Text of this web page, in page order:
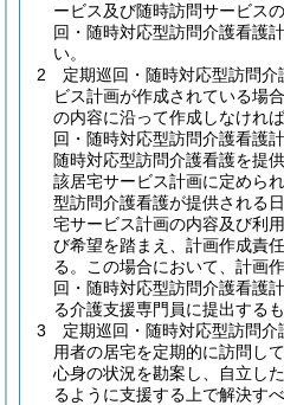
ービス及び随時訪問サービス
回・随時対応型訪問介護看護
い。
2
定期巡回・随時対応型訪問
ビス計画が作成されている場
の内容に沿って作成しなければ
回・随時対応型訪問介護看護
随時対応型訪問介護看護を提
該居宅サービス計画に定めら
型訪問介護看護が提供される
宅サービス計画の内容及び利
び希望を踏まえ、計画作成責
る。
この場合において、計画
回・随時対応型訪問介護看護
る介護支援専門員に提出するも
3
定期巡回・随時対応型訪問
用者の居宅を定期的に訪問し
心身の状況を勘案し、自立し
るように支援する上で解決す